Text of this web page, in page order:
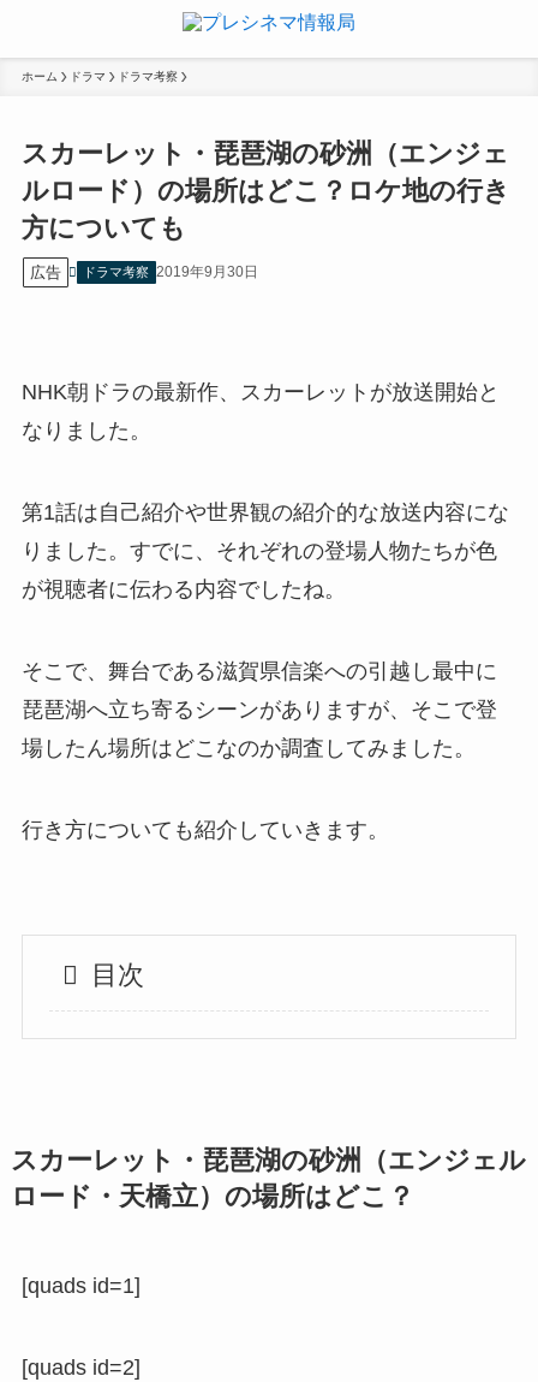
ホーム ドラマ ドラマ考察
スカーレット・琵琶湖の砂洲（エンジェ
ルロード）の場所はどこ？ロケ地の行き
方についても
広告 ドラマ考察 2019年9月30日
NHK朝ドラの最新作、スカーレットが放送開始と
なりました。
第1話は自己紹介や世界観の紹介的な放送内容にな
りました。すでに、それぞれの登場人物たちが色
が視聴者に伝わる内容でしたね。
そこで、舞台である滋賀県信楽への引越し最中に
琵琶湖へ立ち寄るシーンがありますが、そこで登
場したん場所はどこなのか調査してみました。
行き方についても紹介していきます。
目次
スカーレット・琵琶湖の砂洲（エンジェル
ロード・天橋立）の場所はどこ？
[quads id=1]
[quads id=2]